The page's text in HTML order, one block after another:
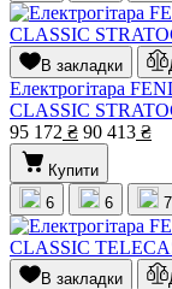
В закладки
Електрогітара
CLASSIC
95 172 ₴ 90 413 ₴
Купити
6
6 7
В закладки